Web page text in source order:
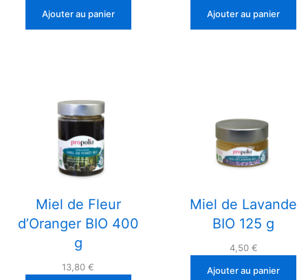
Ajouter au panier Ajouter au panier
Miel de Fleur
d’Oranger BIO 400
g
13,80€
Miel de Lavande
BIO 125 g
4,50 €
Ajouter au panier